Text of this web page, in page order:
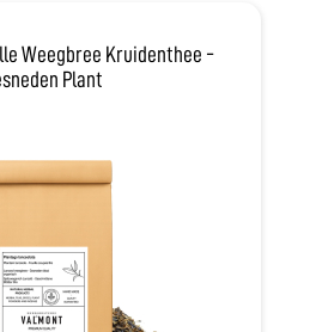
Weegbree Kruidenthee -
Plant